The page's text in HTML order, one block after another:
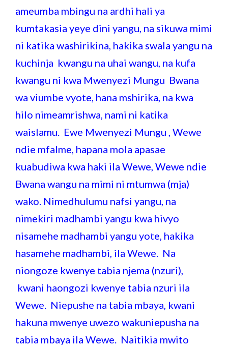
ameumba mbingu na ardhi hali ya
kumtakasia yeye dini yangu, na sikuwa mimi
ni katika washirikina, hakika swala yangu na
kuchinja kwangu na uhai wangu, na kufa
kwangu ni kwa Mwenyezi Mungu Bwana
wa viumbe vyote, hana mshirika, na kwa
hilo nimeamrishwa, nami ni katika
waislamu. Ewe Mwenyezi Mungu , Wewe
ndie mfalme, hapana mola apasae
kuabudiwa kwa haki ila Wewe, Wewe ndie
Bwana wangu na mimi ni mtumwa (mja)
wako. Nimedhulumu nafsi yangu, na
nimekiri madhambi yangu kwa hivyo
nisamehe madhambi yangu yote, hakika
hasamehe madhambi, ila Wewe. Na
niongoze kwenye tabia njema (nzuri),
kwani haongozi kwenye tabia nzuri ila
Wewe. Niepushe na tabia mbaya, kwani
hakuna mwenye uwezo wakuniepusha na
tabia mbaya ila Wewe. Naitikia mwito